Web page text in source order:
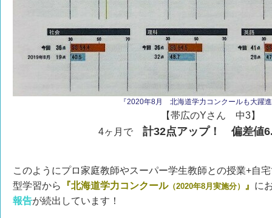
『2020年8月 北海道学力コンクールも大躍
【帯広のYさん 中3】
4ヶ月で計32点アップ！ 偏差値
このようにプロ家庭教師やスーパー学生教師との授業+自
型学習から
『北海道学力コンクール（2020年8月実施分） 』 に
報告が続出しています！